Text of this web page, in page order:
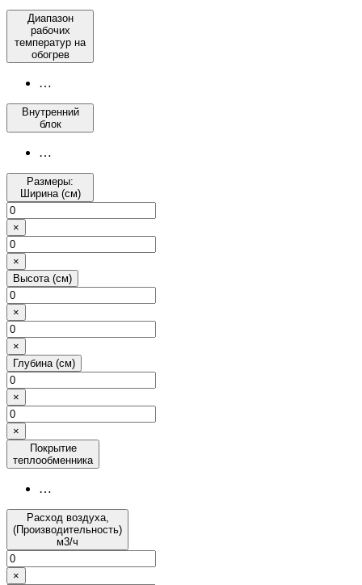
Диапазон
рабочих
температур на
обогрев
…
Внутренний
блок
…
Размеры:
Ширина (см)
×
×
Высота (см)
×
×
Глубина (см)
×
×
Покрытие
теплообменника
…
Расход воздуха,
(Производительность)
м3/ч
×